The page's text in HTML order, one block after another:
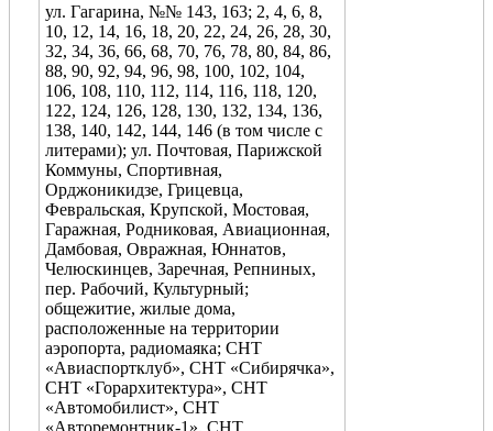
ул. Гагарина, №№ 143, 163; 2, 4, 6, 8,
10, 12, 14, 16, 18, 20, 22, 24, 26, 28, 30,
32, 34, 36, 66, 68, 70, 76, 78, 80, 84, 86,
88, 90, 92, 94, 96, 98, 100, 102, 104,
106, 108, 110, 112, 114, 116, 118, 120,
122, 124, 126, 128, 130, 132, 134, 136,
138, 140, 142, 144, 146 (в том числе с
литерами); ул. Почтовая, Парижской
Коммуны, Спортивная,
Орджоникидзе, Грицевца,
Февральская, Крупской, Мостовая,
Гаражная, Родниковая, Авиационная,
Дамбовая, Овражная, Юннатов,
Челюскинцев, Заречная, Репниных,
пер. Рабочий, Культурный;
общежитие, жилые дома,
расположенные на территории
аэропорта, радиомаяка; СНТ
«Авиаспортклуб», СНТ «Сибирячка»,
СНТ «Горархитектура», СНТ
«Автомобилист», СНТ
«Авторемонтник-1», СНТ